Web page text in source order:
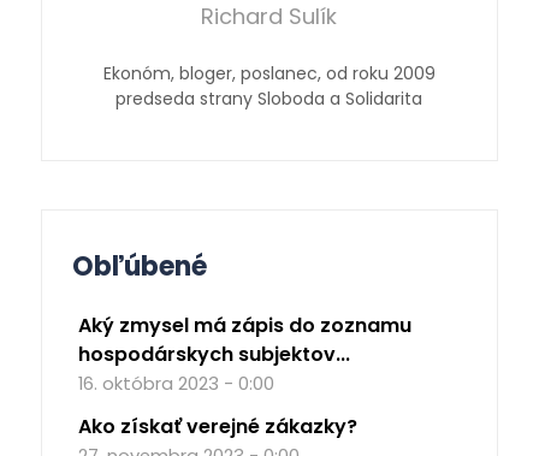
Richard Sulík
Ekonóm, bloger, poslanec, od roku 2009
predseda strany Sloboda a Solidarita
Obľúbené
Aký zmysel má zápis do zoznamu
hospodárskych subjektov...
16. októbra 2023 - 0:00
Ako získať verejné zákazky?